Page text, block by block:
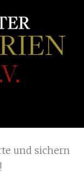
und sichern